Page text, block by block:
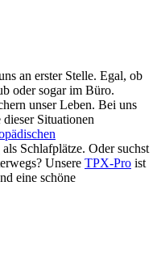
an erster Stelle. Egal, ob
oder sogar im Büro.
unser Leben. Bei uns
Situationen
als Schlafplätze. Oder suchst
Unsere TPX-Pro ist
eine schöne